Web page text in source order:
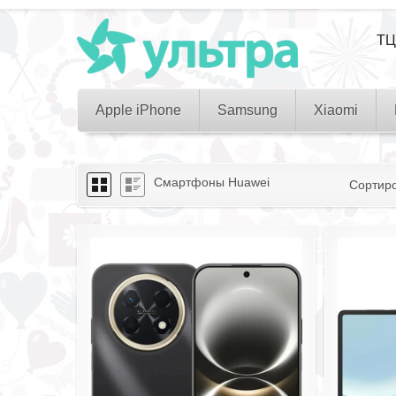
ТЦ
Apple iPhone Samsung Xiaomi
Смартфоны Huawei